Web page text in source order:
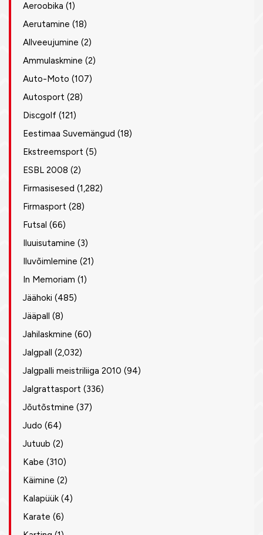
Aeroobika (1)
Aerutamine (18)
Allveeujumine (2)
Ammulaskmine (2)
Auto-Moto (107)
Autosport (28)
Discgolf (121)
Eestimaa Suvemängud (18)
Ekstreemsport (5)
ESBL 2008 (2)
Firmasisesed (1,282)
Firmasport (28)
Futsal (66)
Iluuisutamine (3)
Iluvõimlemine (21)
In Memoriam (1)
Jäähoki (485)
Jääpall (8)
Jahilaskmine (60)
Jalgpall (2,032)
Jalgpalli meistriliiga 2010 (94)
Jalgrattasport (336)
Jõutõstmine (37)
Judo (64)
Jutuub (2)
Kabe (310)
Käimine (2)
Kalapüük (4)
Karate (6)